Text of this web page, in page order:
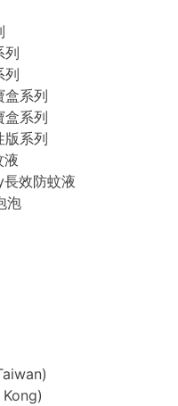
列
列
盒系列
盒系列
版系列
液
效防蚊液
泡